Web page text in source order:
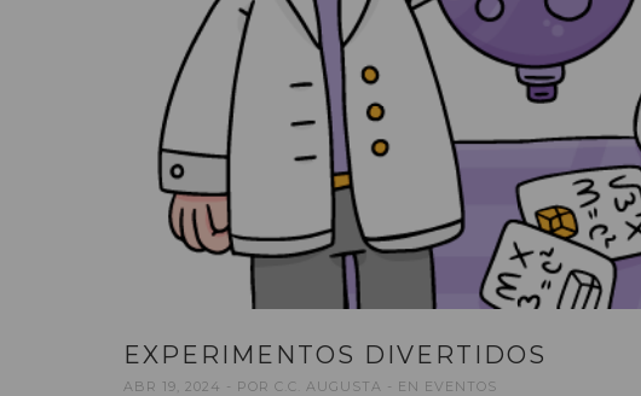
EXPERIMENTOS DIVERTIDOS
ABR 19, 2024 POR C.C. AUGUSTA EN EVENTOS